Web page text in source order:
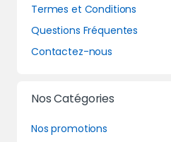
Termes et Conditions
Questions Fréquentes
Contactez-nous
Nos Catégories
Nos promotions